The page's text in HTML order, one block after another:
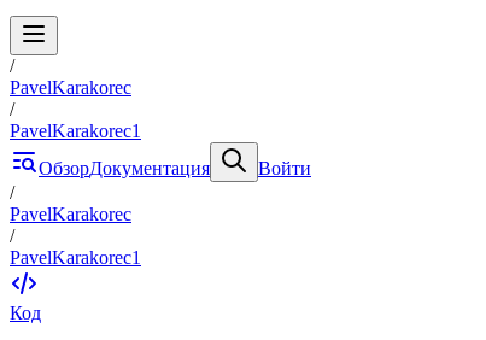
/
PavelKarakorec
/
PavelKarakorec1
ОбзорДокументация
Войти
/
PavelKarakorec
/
PavelKarakorec1
Код